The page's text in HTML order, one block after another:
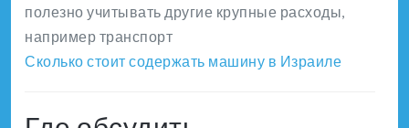
полезно учитывать другие крупные расходы,
например транспорт
Сколько стоит содержать машину в Израиле